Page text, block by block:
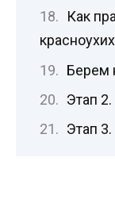
Как
Берем
Этап
Этап